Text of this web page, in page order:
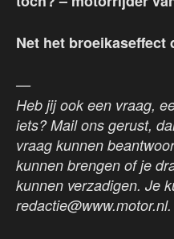
Net het broeikaseffect
—
Heb jij ook een vraag,
iets? Mail ons gerust,
vraag kunnen
kunnen brengen of je
kunnen verzadigen. Je
redactie@www.motor.nl.